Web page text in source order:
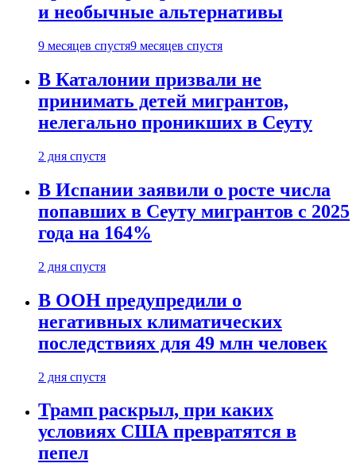
и необычные альтернативы
9 месяцев спустя9 месяцев спустя
В Каталонии призвали не
принимать детей мигрантов,
нелегально проникших в Сеуту
2 дня спустя
В Испании заявили о росте числа
попавших в Сеуту мигрантов с 2025
года на 164%
2 дня спустя
В ООН предупредили о
негативных климатических
последствиях для 49 млн человек
2 дня спустя
Трамп раскрыл, при каких
условиях США превратятся в
пепел